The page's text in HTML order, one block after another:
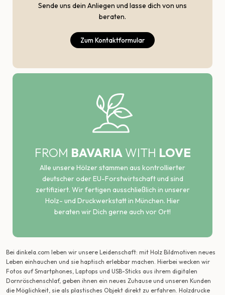
Sende uns dein Anliegen und lasse dich von uns
beraten.
Zum Kontaktformular
FROM BAVARIA WITH LOVE
Alle unsere Hölzer stammen aus kontrollierter
deutscher oder EU-Forstwirtschaft und sind
zertifiziert. Wir fertigen ausschließlich in unserer
Holz- und Druckwerkstatt in München. Hier
beraten wir Dich gerne auch vor Ort!
Bei dinkela.com leben wir unsere Leidenschaft: mit Holz Bildmotiven neues
Leben einhauchen und sie haptisch erlebbar machen. Hierbei wecken wir
Fotos auf Smartphones, Laptops und USB-Sticks aus ihrem digitalen
Dornröschenschlaf, geben ihnen ein neues Zuhause und unseren Kunden
die Möglichkeit, sie als plastisches Objekt direkt zu erfahren. Holzdrucke